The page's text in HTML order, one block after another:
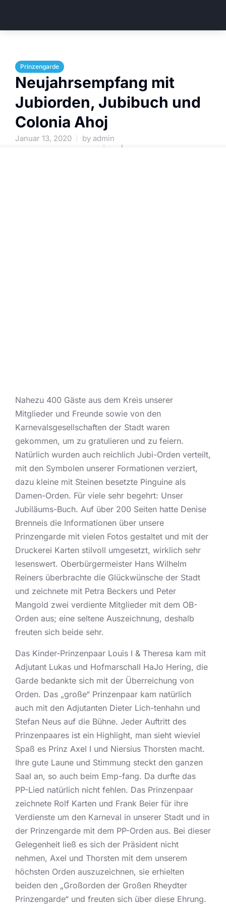
Prinzengarde
Neujahrsempfang mit
Jubiorden, Jubibuch und
Colonia Ahoj
Januar 13, 2020 by admin
Nahezu 400 Gäste aus dem Kreis unserer
Mitglieder und Freunde sowie von den
Karnevalsgesellschaften der Stadt waren
gekommen, um zu gratulieren und zu feiern.
Natürlich wurden auch reichlich Jubi-Orden verteilt,
mit den Symbolen unserer Formationen verziert,
dazu kleine mit Steinen besetzte Pinguine als
Damen-Orden. Für viele sehr begehrt: Unser
Jubiläums-Buch. Auf über 200 Seiten hatte Denise
Brenneis die Informationen über unsere
Prinzengarde mit vielen Fotos gestaltet und mit der
Druckerei Karten stilvoll umgesetzt, wirklich sehr
lesenswert. Oberbürgermeister Hans Wilhelm
Reiners überbrachte die Glückwünsche der Stadt
und zeichnete mit Petra Beckers und Peter
Mangold zwei verdiente Mitglieder mit dem OB-
Orden aus; eine seltene Auszeichnung, deshalb
freuten sich beide sehr.
Das Kinder-Prinzenpaar Louis I & Theresa kam mit
Adjutant Lukas und Hofmarschall HaJo Hering, die
Garde bedankte sich mit der Überreichung von
Orden. Das „große“ Prinzenpaar kam natürlich
auch mit den Adjutanten Dieter Lich-tenhahn und
Stefan Neus auf die Bühne. Jeder Auftritt des
Prinzenpaares ist ein Highlight, man sieht wieviel
Spaß es Prinz Axel I und Niersius Thorsten macht.
Ihre gute Laune und Stimmung steckt den ganzen
Saal an, so auch beim Emp-fang. Da durfte das
PP-Lied natürlich nicht fehlen. Das Prinzenpaar
zeichnete Rolf Karten und Frank Beier für ihre
Verdienste um den Karneval in unserer Stadt und in
der Prinzengarde mit dem PP-Orden aus. Bei dieser
Gelegenheit ließ es sich der Präsident nicht
nehmen, Axel und Thorsten mit dem unserem
höchsten Orden auszuzeichnen, sie erhielten
beiden den „Großorden der Großen Rheydter
Prinzengarde“ und freuten sich über diese Ehrung.